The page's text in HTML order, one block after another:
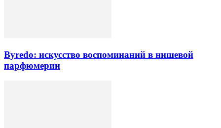
Byredo: искусство воспоминаний в нишевой
парфюмерии